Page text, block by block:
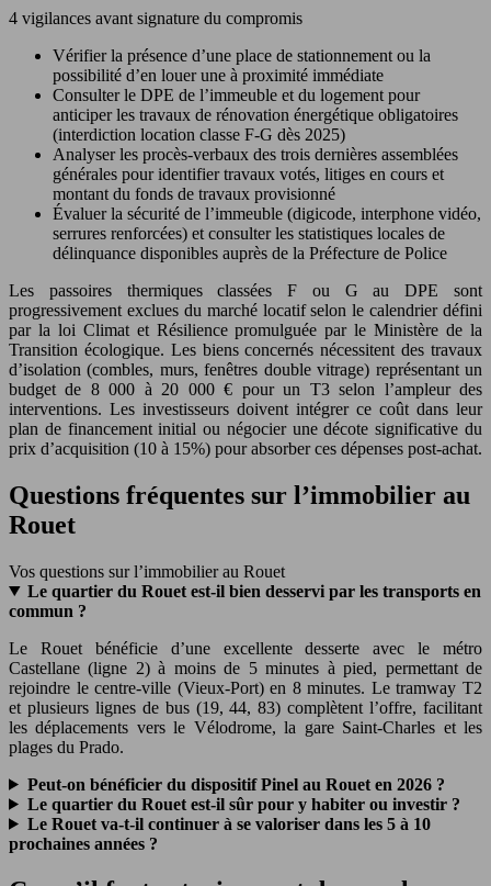
4 vigilances avant signature du compromis
Vérifier la présence d’une place de stationnement ou la
possibilité d’en louer une à proximité immédiate
Consulter le DPE de l’immeuble et du logement pour
anticiper les travaux de rénovation énergétique obligatoires
(interdiction location classe F-G dès 2025)
Analyser les procès-verbaux des trois dernières assemblées
générales pour identifier travaux votés, litiges en cours et
montant du fonds de travaux provisionné
Évaluer la sécurité de l’immeuble (digicode, interphone vidéo,
serrures renforcées) et consulter les statistiques locales de
délinquance disponibles auprès de la Préfecture de Police
Les passoires thermiques classées F ou G au DPE sont
progressivement exclues du marché locatif selon le calendrier défini
par la loi Climat et Résilience promulguée par le Ministère de la
Transition écologique. Les biens concernés nécessitent des travaux
d’isolation (combles, murs, fenêtres double vitrage) représentant un
budget de 8 000 à 20 000 € pour un T3 selon l’ampleur des
interventions. Les investisseurs doivent intégrer ce coût dans leur
plan de financement initial ou négocier une décote significative du
prix d’acquisition (10 à 15%) pour absorber ces dépenses post-achat.
Questions fréquentes sur l’immobilier au
Rouet
Vos questions sur l’immobilier au Rouet
Le quartier du Rouet est-il bien desservi par les transports en
commun ?
Le Rouet bénéficie d’une excellente desserte avec le métro
Castellane (ligne 2) à moins de 5 minutes à pied, permettant de
rejoindre le centre-ville (Vieux-Port) en 8 minutes. Le tramway T2
et plusieurs lignes de bus (19, 44, 83) complètent l’offre, facilitant
les déplacements vers le Vélodrome, la gare Saint-Charles et les
plages du Prado.
Peut-on bénéficier du dispositif Pinel au Rouet en 2026 ?
Le quartier du Rouet est-il sûr pour y habiter ou investir ?
Le Rouet va-t-il continuer à se valoriser dans les 5 à 10
prochaines années ?